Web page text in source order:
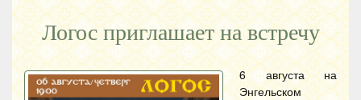
Логос приглашает на встречу
6 августа на
Энгельском